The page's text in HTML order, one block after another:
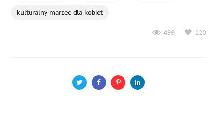
kulturalny marzec dla kobiet
499 120